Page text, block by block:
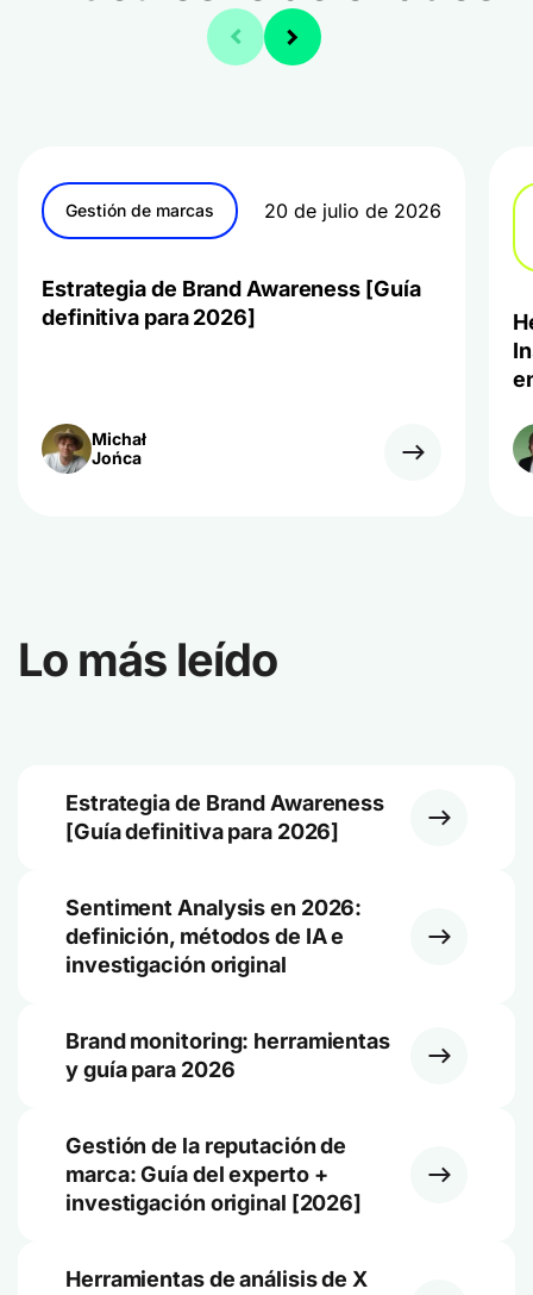
Gestión de marcas 20 de julio de 2026
Estrategia de Brand Awareness [Guía
definitiva para 2026]
Michał
Jońca
Lo más leído
Estrategia de Brand Awareness
[Guía definitiva para 2026]
Sentiment Analysis en 2026:
definición, métodos de IA e
investigación original
Brand monitoring: herramientas
y guía para 2026
Gestión de la reputación de
marca: Guía del experto +
investigación original [2026]
Herramientas de análisis de X